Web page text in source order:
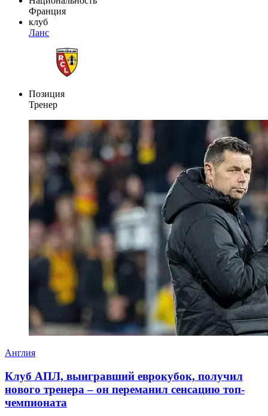
Франция
клуб
Ланс
Позиция
Тренер
Англия
Клуб АПЛ, выигравший еврокубок, получил
нового тренера – он переманил сенсацию топ-
чемпионата